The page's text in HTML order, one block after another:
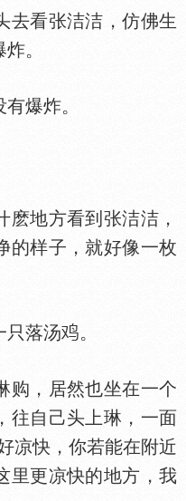
看张洁洁，仿佛生
。
爆炸。
地方看到张洁洁，
的样子，就好像一枚
落汤 。
购，居然也坐在一个
，往自己头上琳，一面
凉快，你若能在附近
里更凉快的地方，我